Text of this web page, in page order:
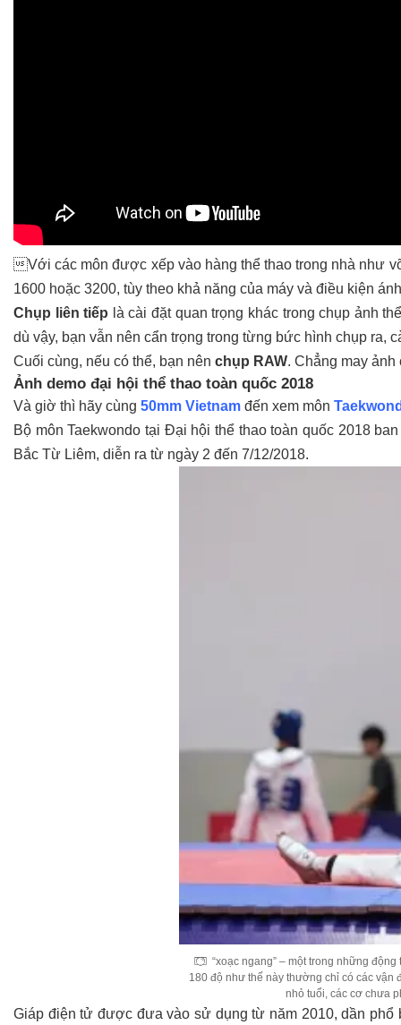
Với các môn được xếp vào hàng thể thao trong nhà như
1600 hoặc 3200, tùy theo khả năng của máy và điều kiện
Chụp liên tiếp là cài đặt quan trọng khác trong chụp ảnh
dù vậy, bạn vẫn nên cẩn trọng trong từng bức hình chụp ra,
Cuối cùng, nếu có thể, bạn nên chụp RAW. Chẳng may
Ảnh demo đại hội thể thao toàn quốc 2018
Và giờ thì hãy cùng 50mm Vietnam đến xem môn
Bộ môn Taekwondo tại Đại hội thể thao toàn quốc 2018
Bắc Từ Liêm, diễn ra từ ngày 2 đến 7/12/2018.
“xoạc ngang” – một trong những
180 độ như thế này thường chỉ có các vận
nhỏ tuổi, các cơ chưa
Giáp điện tử được đưa vào sử dụng từ năm 2010, dần phổ